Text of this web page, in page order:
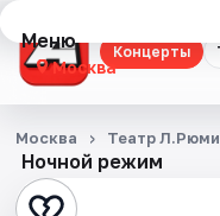
Концерты
Меню
Москва
Концерты
Театр
Ночной режим
Москва Театр